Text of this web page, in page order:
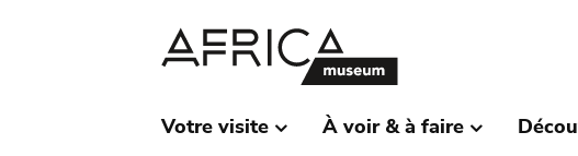
Votre visite À voir & à faire